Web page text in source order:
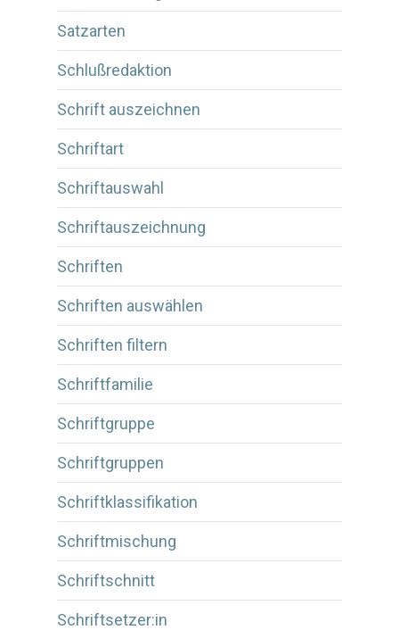
Satzarten
Schlußredaktion
Schrift auszeichnen
Schriftart
Schriftauswahl
Schriftauszeichnung
Schriften
Schriften auswählen
Schriften filtern
Schriftfamilie
Schriftgruppe
Schriftgruppen
Schriftklassifikation
Schriftmischung
Schriftschnitt
Schriftsetzer:in